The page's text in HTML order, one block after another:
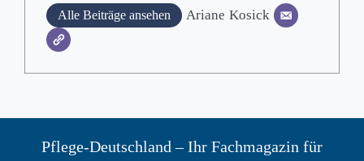
Alle Beiträge ansehen Ariane Kosick
Pflege-Deutschland – Ihr Fachmagazin für